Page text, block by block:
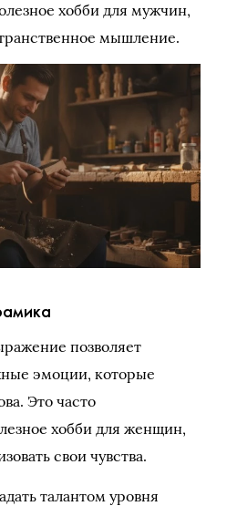
хобби для мужчин,
мышление.
позволяет
эмоции, которые
Это часто
хобби для женщин,
свои чувства.
талантом уровня